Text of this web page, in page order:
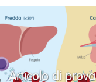
Articolo di prova